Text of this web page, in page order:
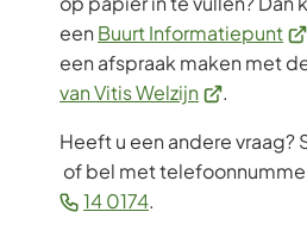
een Buurt Informatiepunt
een afspraak maken met
van Vitis Welzijn(Verwijst
een
externe
.
Heeft u een andere vraag?
of bel met
14 0174(Verwijst
.